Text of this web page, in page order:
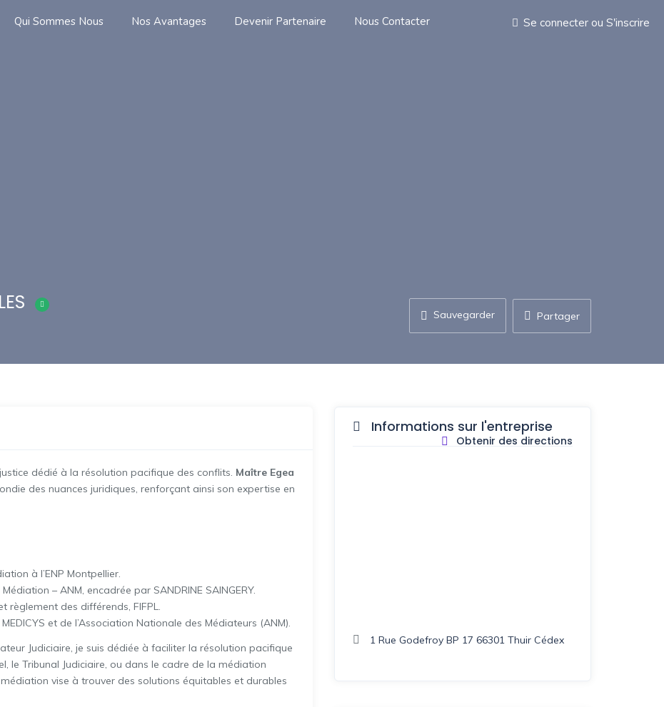
Qui Sommes Nous Nos Avantages Devenir Partenaire Nous Contacter Se connecter ou S'inscrire
Sauvegarder Partager
dédié à la résolution pacifique des conflits. Maître Egea
des nuances juridiques, renforçant ainsi son expertise en
à l’ENP Montpellier.
– ANM, encadrée par SANDRINE SAINGERY.
règlement des différends, FIFPL.
et de l’Association Nationale des Médiateurs (ANM).
Judiciaire, je suis dédiée à faciliter la résolution pacifique
le Tribunal Judiciaire, ou dans le cadre de la médiation
vise à trouver des solutions équitables et durables
Informations sur l'entreprise
Obtenir des directions
1 Rue Godefroy BP 17 66301 Thuir Cédex